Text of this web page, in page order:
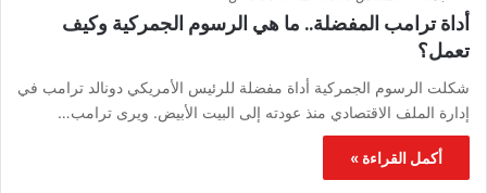
أداة ترامب المفضلة.. ما هي الرسوم الجمركية وكيف
تعمل؟
شكلت الرسوم الجمركية أداة مفضلة للرئيس الأمريكي دونالد ترامب في
إدارة الملف الاقتصادي منذ عودته إلى البيت الأبيض. ويرى ترامب…
أكمل القراءة »